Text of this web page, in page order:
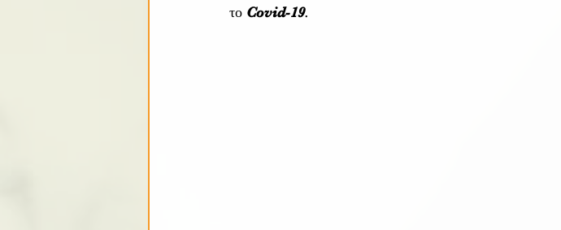
το Covid-19.